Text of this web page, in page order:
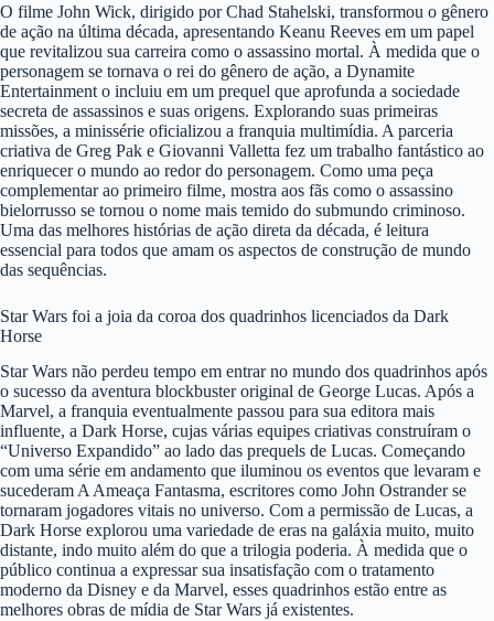
O filme John Wick, dirigido por Chad Stahelski, transformou o gênero
de ação na última década, apresentando Keanu Reeves em um papel
que revitalizou sua carreira como o assassino mortal. À medida que o
personagem se tornava o rei do gênero de ação, a Dynamite
Entertainment o incluiu em um prequel que aprofunda a sociedade
secreta de assassinos e suas origens. Explorando suas primeiras
missões, a minissérie oficializou a franquia multimídia. A parceria
criativa de Greg Pak e Giovanni Valletta fez um trabalho fantástico ao
enriquecer o mundo ao redor do personagem. Como uma peça
complementar ao primeiro filme, mostra aos fãs como o assassino
bielorrusso se tornou o nome mais temido do submundo criminoso.
Uma das melhores histórias de ação direta da década, é leitura
essencial para todos que amam os aspectos de construção de mundo
das sequências.
Star Wars foi a joia da coroa dos quadrinhos licenciados da Dark
Horse
Star Wars não perdeu tempo em entrar no mundo dos quadrinhos após
o sucesso da aventura blockbuster original de George Lucas. Após a
Marvel, a franquia eventualmente passou para sua editora mais
influente, a Dark Horse, cujas várias equipes criativas construíram o
“Universo Expandido” ao lado das prequels de Lucas. Começando
com uma série em andamento que iluminou os eventos que levaram e
sucederam A Ameaça Fantasma, escritores como John Ostrander se
tornaram jogadores vitais no universo. Com a permissão de Lucas, a
Dark Horse explorou uma variedade de eras na galáxia muito, muito
distante, indo muito além do que a trilogia poderia. À medida que o
público continua a expressar sua insatisfação com o tratamento
moderno da Disney e da Marvel, esses quadrinhos estão entre as
melhores obras de mídia de Star Wars já existentes.